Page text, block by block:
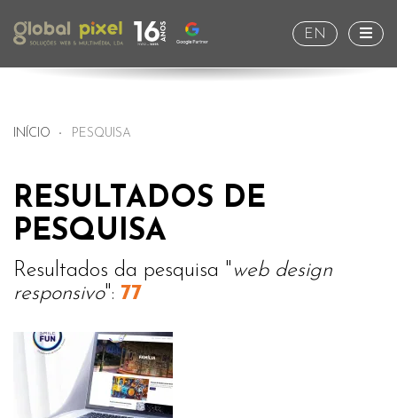
EN
INÍCIO PESQUISA
RESULTADOS DE
PESQUISA
Resultados da pesquisa " web design
responsivo": 77